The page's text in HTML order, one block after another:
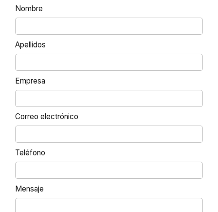
Nombre
Apellidos
Empresa
Correo electrónico
Teléfono
Mensaje